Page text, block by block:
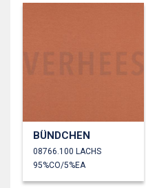
BÜNDCHEN
08766.100 LACHS
95%CO/5%EA